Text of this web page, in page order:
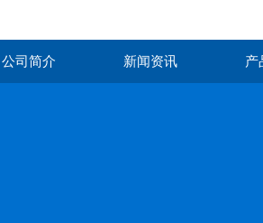
公司简介 新闻资讯 产